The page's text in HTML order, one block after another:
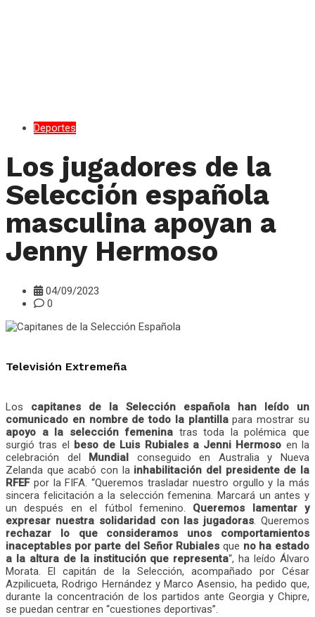
Deportes
Los jugadores de la
Selección española
masculina apoyan a
Jenny Hermoso
04/09/2023
0
Televisión Extremeña
Los capitanes de la Selección española han leído un
comunicado en nombre de todo la plantillapara mostrar su
apoyo a la selección femenina tras toda la polémica que
surgió tras el beso de Luis Rubiales a Jenni Hermoso en la
celebración del Mundial conseguido en Australia y Nueva
Zelanda que acabó con lainhabilitación del presidente de la
RFEFpor la FIFA. “Queremos trasladar nuestro orgullo y la más
sincera felicitación a la selección femenina. Marcará un antes y
un después en el fútbol femenino. Queremos lamentar y
expresar nuestra solidaridad con las jugadoras. Queremos
rechazar lo que consideramos unos comportamientos
inaceptables por parte del Señor Rubiales que no ha estado
a la altura de la institución que representa“, ha leído Álvaro
Morata. El capitán de la Selección, acompañado por César
Azpilicueta, Rodrigo Hernández y Marco Asensio, ha pedido que,
durante la concentración de los partidos ante Georgia y Chipre,
se puedan centrar en “cuestiones deportivas”.